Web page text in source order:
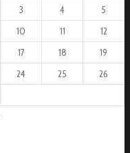
3 4
5
10 11
12
17 18
19
24 25
26